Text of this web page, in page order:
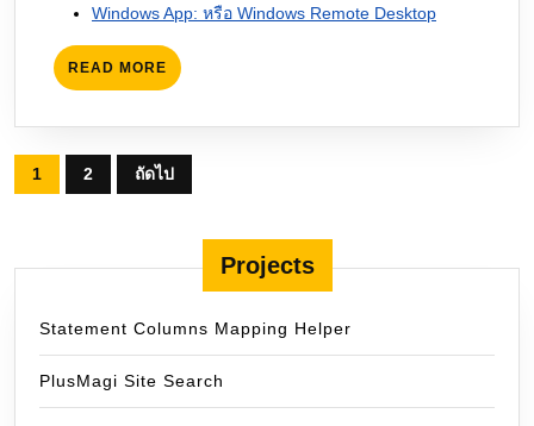
Windows App: หรือ Windows Remote Desktop
READ MORE READ
MORE
Posts
pagination
1 2 ถัดไป
Projects
Statement Columns Mapping Helper
PlusMagi Site Search